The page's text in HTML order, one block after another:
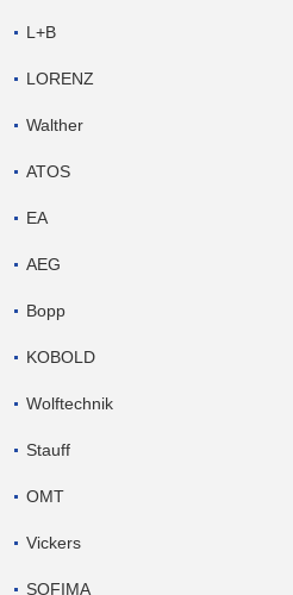
L+B
LORENZ
Walther
ATOS
EA
AEG
Bopp
KOBOLD
Wolftechnik
Stauff
OMT
Vickers
SOFIMA